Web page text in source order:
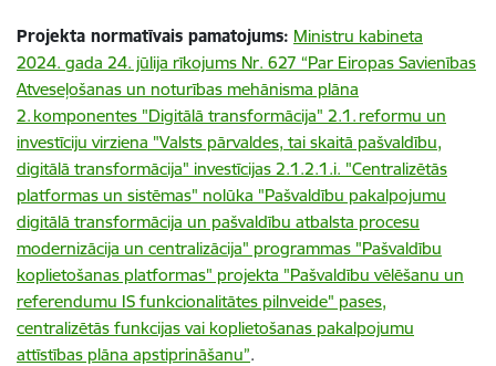
Projekta normatīvais pamatojums: Ministru kabineta
2024. gada 24. jūlija rīkojums Nr. 627 “Par Eiropas Savienības
Atveseļošanas un noturības mehānisma plāna
2. komponentes "Digitālā transformācija" 2.1. reformu un
investīciju virziena "Valsts pārvaldes, tai skaitā pašvaldību,
digitālā transformācija" investīcijas 2.1.2.1.i. "Centralizētās
platformas un sistēmas" nolūka "Pašvaldību pakalpojumu
digitālā transformācija un pašvaldību atbalsta procesu
modernizācija un centralizācija" programmas "Pašvaldību
koplietošanas platformas" projekta "Pašvaldību vēlēšanu un
referendumu IS funkcionalitātes pilnveide" pases,
centralizētās funkcijas vai koplietošanas pakalpojumu
attīstības plāna apstiprināšanu”.